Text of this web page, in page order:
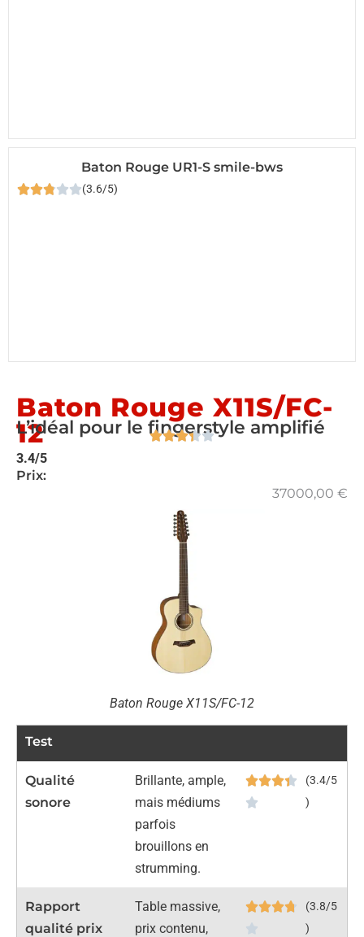
Baton Rouge UR1-S smile-bws
(3.6/5)
Baton Rouge X11S/FC-
12
L’idéal pour le fingerstyle amplifié
3.4/5
Prix:
37000,00 €
Baton Rouge X11S/FC-12
Test
Qualité
sonore
Brillante, ample,
mais médiums
parfois
brouillons en
strumming.
(3.4/5
)
Rapport
qualité prix
Table massive,
prix contenu,
(3.8/5
)